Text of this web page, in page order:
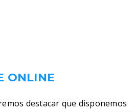
ONLINE
destacar que disponemos